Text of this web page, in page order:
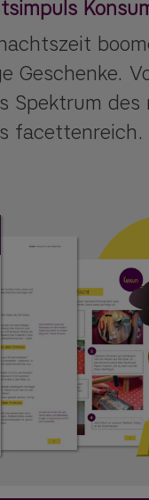
Geschenke.
Spektrum des
facettenreich.